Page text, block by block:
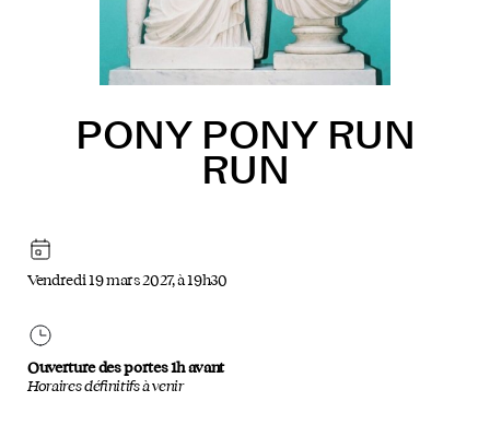
PONY PONY RUN
RUN
Vendredi 19 mars 2027, à 19h30
Ouverture des portes 1h avant
Horaires définitifs à venir